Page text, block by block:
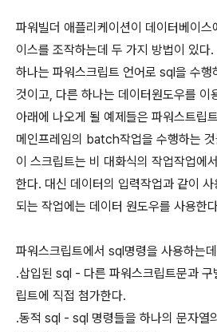
파워빌더 애플리케이션이 데이터베이스
이스를 조작하는데 두 가지 방법이 있다.
하나는 파워스크립트 언어로 sql을 수행
것이고, 다른 하나는 데이터원도우를 이
아래에 나오게 될 예제들은 파워스트립
메인프레임의 batch작업을 수행하는
이 스크립트는 비 대화식의 작업작업에
한다. 대신 데이터의 입력작업과 같이
되는 작업에는 데이터 원도우를 사용한
파워스크립트에서 sql명령을 사용하는
.삽입된 sql - 다른 파워스크립트문과
립트에 직접 첨가한다.
.동적 sql - sql 명령들을 하나의 문자열